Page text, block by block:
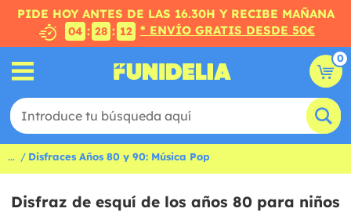
PIDE HOY ANTES DE LAS 16.30H Y RECIBE MAÑANA
04 : 28 : 11 * ENVÍO GRATIS DESDE 50€
0
... Disfraces Años 80 y 90: Música Pop
Disfraz de esquí de los años 80 para niños